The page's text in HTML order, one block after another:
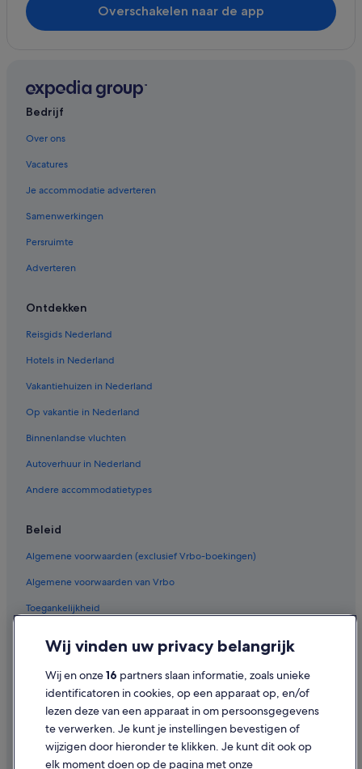
Hotels in Fulda
Hotels in Marburg
Hotels in Kassel
Overschakelen naar de app
Bedrijf
Over ons
Vacatures
Je accommodatie adverteren
Samenwerkingen
Persruimte
Adverteren
Ontdekken
Reisgids Nederland
Hotels in Nederland
Vakantiehuizen in Nederland
Op vakantie in Nederland
Binnenlandse vluchten
Autoverhuur in Nederland
Andere accommodatietypes
Beleid
Algemene voorwaarden (exclusief Vrbo-boekingen)
Algemene voorwaarden van Vrbo
Toegankelijkheid
Gebruiksvoorwaarden
Juridische informatie/Contact
Inhoudsrichtlijnen en inhoud rapporteren
Wij vinden uw privacy belangrijk
Wij en onze16 partners slaan informatie, zoals unieke
identificatoren in cookies, op een apparaat op, en/of
lezen deze van een apparaat in om persoonsgegevens
te verwerken. Je kunt je instellingen bevestigen of
wijzigen door hieronder te klikken. Je kunt dit ook op
elk moment doen op de pagina met onze